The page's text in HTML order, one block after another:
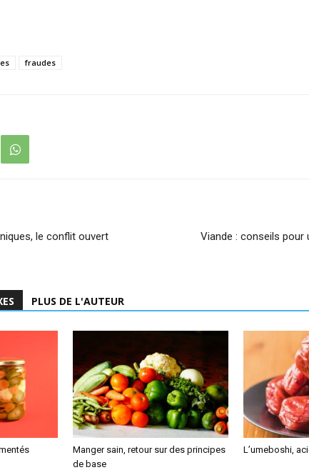
fraudes
le conflit ouvert
Viande : conseils
PLUS DE L'AUTEUR
Manger sain, retour sur des principes
de base
L’umeboshi,